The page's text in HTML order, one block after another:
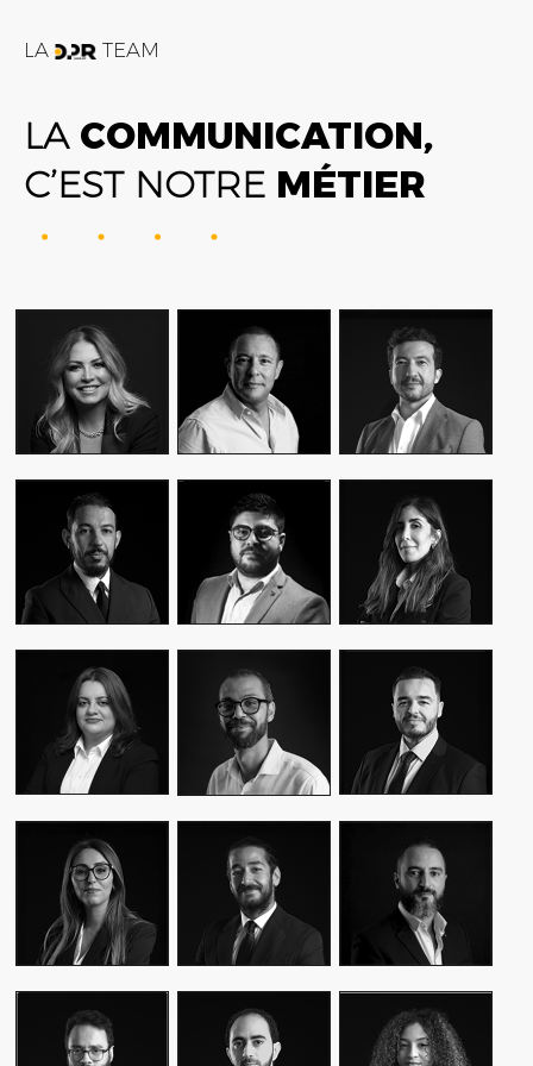
LA TEAM
LACOMMUNICATION,
C’EST NOTRE MÉTIER
FATIME ZOHRA
OUTAGHANI
CEO & FOUNDER
ALEX AXIOTIS
CEO & FOUNDER
AMIN FARES
GENERAL
MANAGER
WASSIM KASSARI
CHIEF FINANCIAL
OFFICER
MALIK IRAQI
MANAGING
DIRECTOR
YASMINE MYRIAM
DIRECTOR OF
OPERATIONS –
PUBLIC RELATIONS
MOUNA EL AZIM
DIRECTOR OF
OPERATIONS
AMINE LAGSSIR
STRATEGY
DIRECTOR
KARIM BENKIRAN
CHIEF CREATIVE
OFFICER
MEKHTOUME
PMO CHANGE &
WALID BAHYA
BUSINESS LEAD
GROUP
SAMI SABER
MEDIA RELATIONS
DIRECTOR